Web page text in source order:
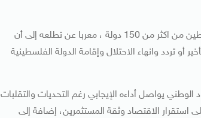
وثمن موجة التضامن الدولي العارمة مع الشعب الفلسطيني والاعتراف بدولة فلسطين من اكثر من 150 دولة ، معربا عن تطلعه إلى أن
تردد وانهاء الاحتلال وإقامة الدولة الفلسطينية
يواصل أداءه الإيجابي رغم التحديات والتقلبات
استقرار الاقتصاد وثقة المستثمرين، إضافة إلى